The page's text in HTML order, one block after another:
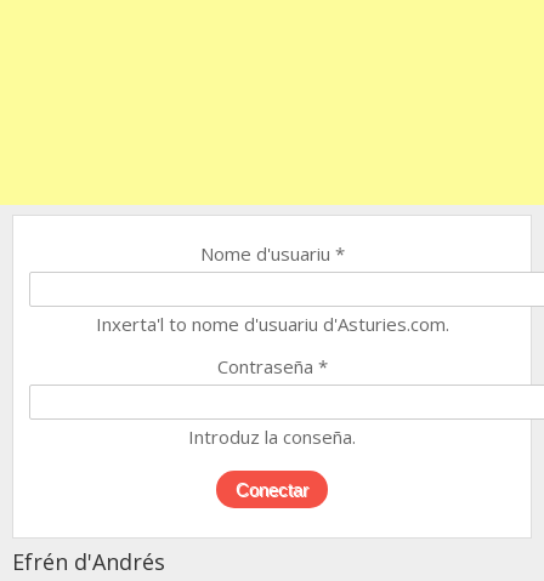
Nome d'usuariu *
Inxerta'l to nome d'usuariu d'Asturies.com.
Contraseña *
Introduz la conseña.
Efrén d'Andrés